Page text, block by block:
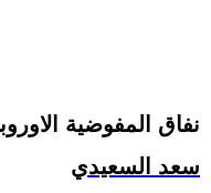
نفاق المفوضية
سعد السعيدي